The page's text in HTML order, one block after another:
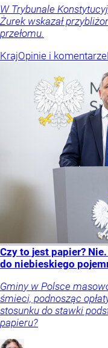
W Trybunale
Żurek wskazał
przełomu.
KrajOpinie i komentarze
Czy to jest papier?
do niebieskiego
Gminy w Polsce
śmieci, podnosząc
stosunku do stawki
papieru?